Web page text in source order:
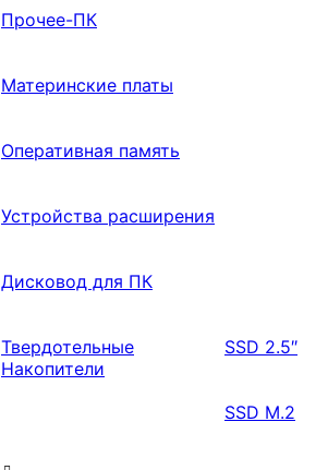
Прочее-ПК
Материнские платы
Оперативная память
Устройства расширения
Дисковод для ПК
Твердотельные
Накопители
SSD 2.5″
SSD M.2